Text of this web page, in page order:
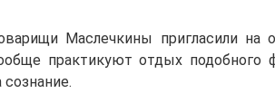
Маслечкины пригласили на
практикуют отдых подобного